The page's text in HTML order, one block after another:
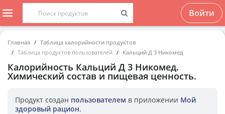
Войти
Главная
Таблица калорийности продуктов
Таблица продуктов пользователей
Кальций Д 3 Никомед
Калорийность Кальций Д 3 Никомед.
Химический состав и пищевая ценность.
Продукт создан пользователем в приложении Мой
здоровый рацион.